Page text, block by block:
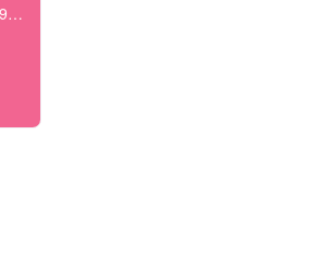
手機品牌聯合特賣結帳95折